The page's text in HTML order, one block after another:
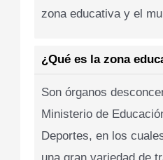
zona educativa y el
¿Qué es la zona
Son órganos
Ministerio de
Deportes, en los